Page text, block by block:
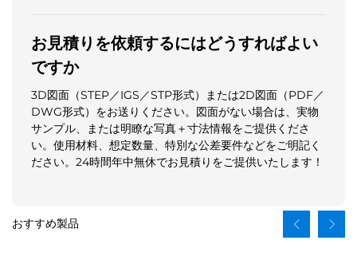
お見積りを依頼するにはどうすればよい
ですか
3D図面（STEP／IGS／STP形式）または2D図面（PDF／
DWG形式）をお送りください。図面がない場合は、実物
サンプル、または明瞭な写真＋寸法情報をご提供くださ
い。使用材料、想定数量、特別な公差要件などをご明記く
ださい。24時間年中無休でお見積りをご提供いたします！
おすすめ製品